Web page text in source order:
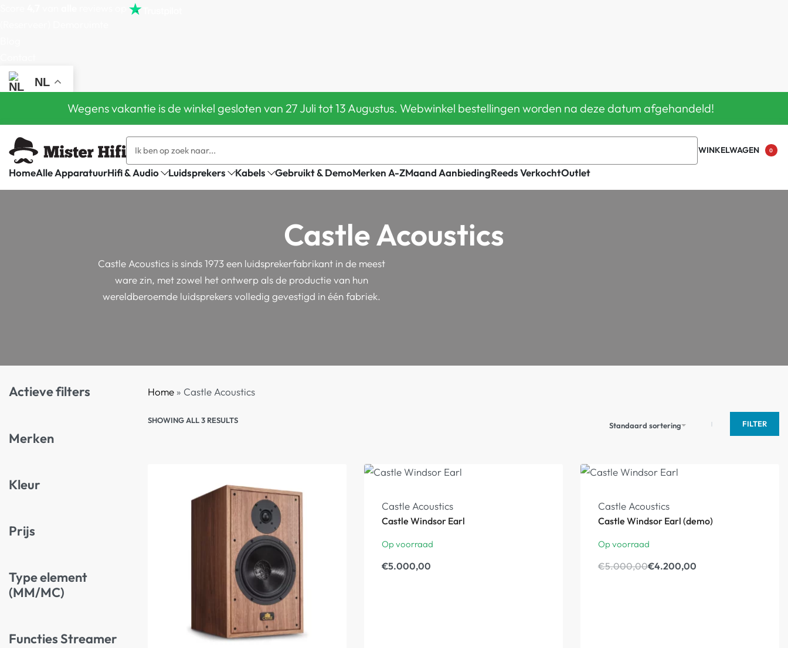
NL
Wegens vakantie is de winkel gesloten van 27 Juli tot 13 Augustus. Webwinkel bestellingen worden na deze datum afgehandeld!
WINKELWAGEN 0
HomeAlle ApparatuurHifi & Audio Luidsprekers Kabels Gebruikt & DemoMerken A-ZMaand AanbiedingReeds VerkochtOutlet
Castle Acoustics
Castle Acoustics is sinds 1973 een luidsprekerfabrikant in de meest
ware zin, met zowel het ontwerp als de productie van hun
wereldberoemde luidsprekers volledig gevestigd in één fabriek.
Actieve filters
Merken
Kleur
Prijs
Type element
(MM/MC)
Functies Streamer
Home» Castle Acoustics
SHOWING ALL 3 RESULTS
Standaard sortering FILTER
Castle Acoustics
Castle Windsor Earl
Op voorraad
€5.000,00
Castle Acoustics
Castle Windsor Earl (demo)
Op voorraad
€5.000,00€4.200,00